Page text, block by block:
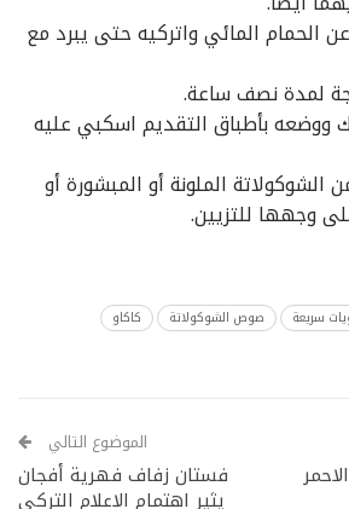
الحمام المائي واتركيه حتى يبرد مع
لمدة نصف ساعة.
ووضعه بأطباق التقديم اسكبي عليه
الشوكولاتة الملونة أو المبشورة أو
وجهها للتزيين.
سريعة صوص الشوكولاتة
كاكاو
الموضوع التالي
فستان زفاف فهرية أفجان
يثير اهتمام الاعلام التركي